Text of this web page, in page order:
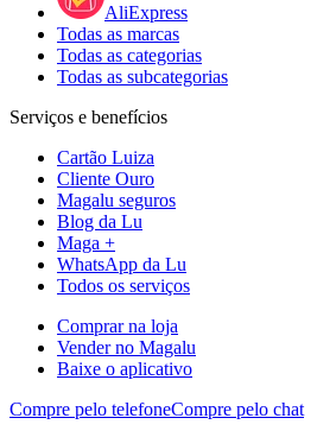
AliExpress
Todas as marcas
Todas as categorias
Todas as subcategorias
Serviços e benefícios
Cartão Luiza
Cliente Ouro
Magalu seguros
Blog da Lu
Maga +
WhatsApp da Lu
Todos os serviços
Comprar na loja
Vender no Magalu
Baixe o aplicativo
Compre pelo telefoneCompre pelo chat